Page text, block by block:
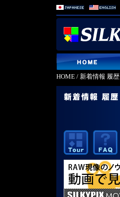
HOME / 新着情報 履歴